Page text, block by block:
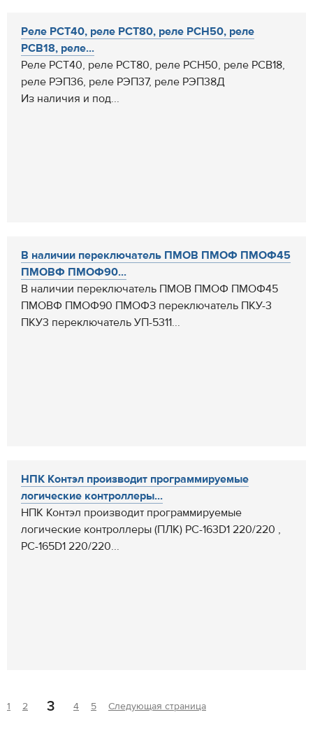
Реле РСТ40, реле РСТ80, реле РСН50, реле
РСВ18, реле...
Реле РСТ40, реле РСТ80, реле РСН50, реле РСВ18,
реле РЭП36, реле РЭП37, реле РЭП38Д
Из наличия и под...
В наличии переключатель ПМОВ ПМОФ ПМОФ45
ПМОВФ ПМОФ90...
В наличии переключатель ПМОВ ПМОФ ПМОФ45
ПМОВФ ПМОФ90 ПМОФЗ переключатель ПКУ-3
ПКУ3 переключатель УП-5311...
НПК Контэл производит программируемые
логические контроллеры...
НПК Контэл производит программируемые
логические контроллеры (ПЛК) РС-163D1 220/220 ,
РС-165D1 220/220...
1 2 3 4 5 Следующая страница